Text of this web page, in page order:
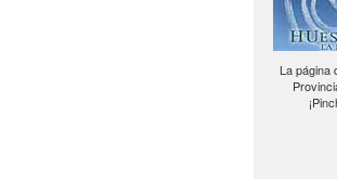
La página